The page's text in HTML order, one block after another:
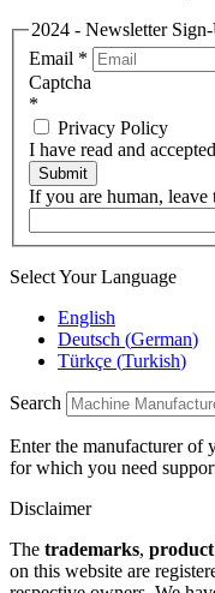
2024 - Newsletter
Email *
Captcha
*
Privacy Policy
I have read and
Submit
If you are human, leave
Select Your Language
English
Deutsch (German)
Türkçe (Turkish)
Search
Enter the manufacturer of
for which you need
Disclaimer
The trademarks, product
on this website are